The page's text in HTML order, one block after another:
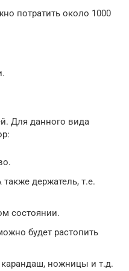
потратить около 1000
Для данного вида
держатель, т.е.
состоянии.
будет растопить
ножницы и т.д.